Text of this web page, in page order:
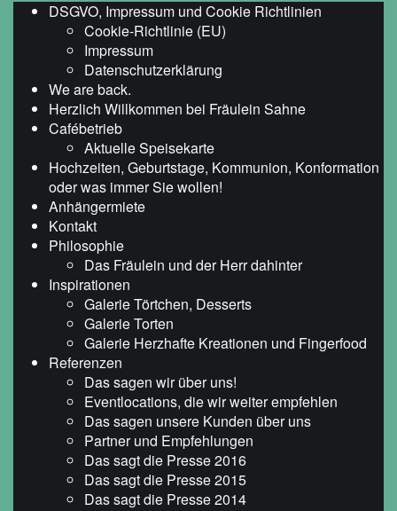
DSGVO, Impressum und Cookie Richtlinien
Cookie-Richtlinie (EU)
Impressum
Datenschutzerklärung
We are back.
Herzlich Willkommen bei Fräulein Sahne
Cafébetrieb
Aktuelle Speisekarte
Hochzeiten, Geburtstage, Kommunion, Konformation
oder was immer Sie wollen!
Anhängermiete
Kontakt
Philosophie
Das Fräulein und der Herr dahinter
Inspirationen
Galerie Törtchen, Desserts
Galerie Torten
Galerie Herzhafte Kreationen und Fingerfood
Referenzen
Das sagen wir über uns!
Eventlocations, die wir weiter empfehlen
Das sagen unsere Kunden über uns
Partner und Empfehlungen
Das sagt die Presse 2016
Das sagt die Presse 2015
Das sagt die Presse 2014